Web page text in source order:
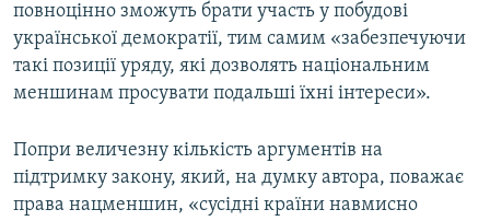
повноцінно зможуть брати участь у побудові
української демократії, тим самим «забезпечуючи
такі позиції уряду, які дозволять національним
меншинам просувати подальші їхні інтереси».
Попри величезну кількість аргументів на
підтримку закону, який, на думку автора, поважає
права нацменшин, «сусідні країни навмисно